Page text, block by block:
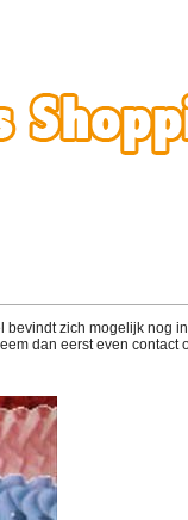
bevindt zich mogelijk nog
dan eerst even contact